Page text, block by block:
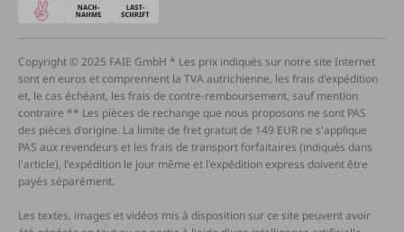
Copyright © 2025 FAIE GmbH * Les prix indiqués sur notre site Internet
sont en euros et comprennent la TVA autrichienne, les frais d'expédition
et, le cas échéant, les frais de contre-remboursement, sauf mention
contraire ** Les pièces de rechange que nous proposons ne sont PAS
des pièces d'origine. La limite de fret gratuit de 149 EUR ne s'applique
PAS aux revendeurs et les frais de transport forfaitaires (indiqués dans
l'article), l'expédition le jour même et l'expédition express doivent être
payés séparément.
Les textes, images et vidéos mis à disposition sur ce site peuvent avoir